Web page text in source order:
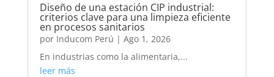
Diseño de una estación CIP industrial:
criterios clave para una limpieza eficiente
en procesos sanitarios
por Inducom Perú | Ago 1, 2026
En industrias como la alimentaria,...
leer más